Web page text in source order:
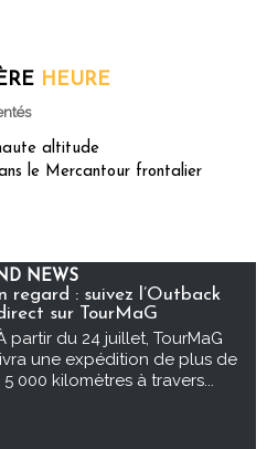
HEURE
altitude
le Mercantour frontalier
NEWS
regard : suivez l’Outback
sur TourMaG
partir du 24 juillet, TourMaG
une expédition de plus de
5 000 kilomètres à travers...